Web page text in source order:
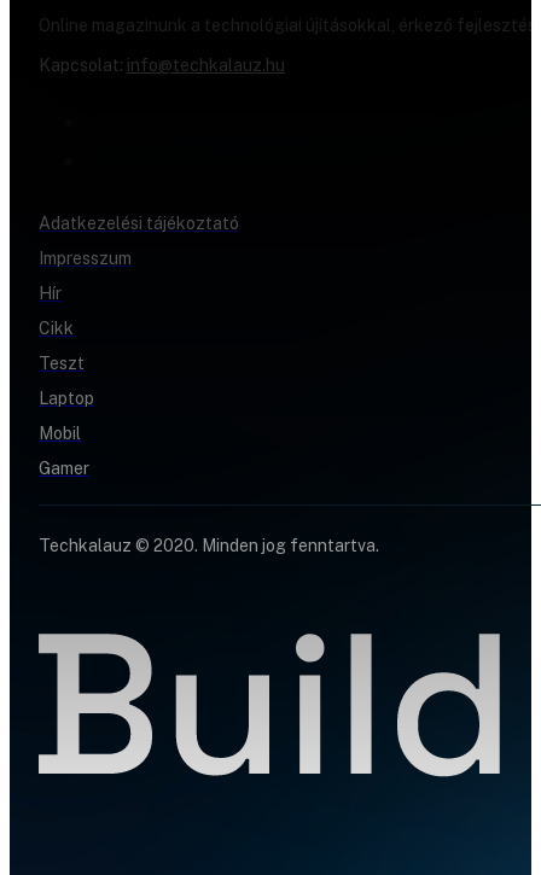
Online magazinunk a technológiai újításokkal, érkező
Kapcsolat: info@techkalauz.hu
Adatkezelési tájékoztató
Impresszum
Hír
Cikk
Teszt
Laptop
Mobil
Gamer
Techkalauz © 2020. Minden jog fenntartva.